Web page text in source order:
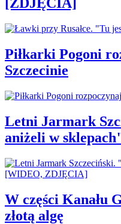
[ZDJĘCIA]
Piłkarki Pogoni
Szczecinie
Letni Jarmark
aniżeli w
W części Kanału
złotą algę